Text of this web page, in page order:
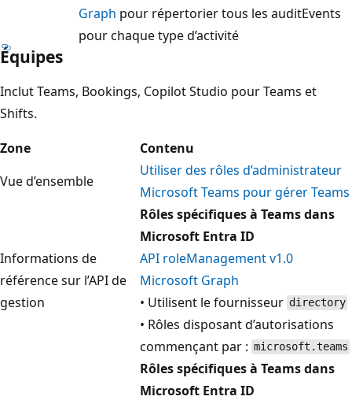
Graph pour répertorier tous les auditEvents
pour chaque type d’activité
Équipes
Inclut Teams, Bookings, Copilot Studio pour Teams et
Shifts.
Zone
Contenu
Vue d’ensemble
Utiliser des rôles d’administrateur
Microsoft Teams pour gérer Teams
Informations de
référence sur l’API de
gestion
Rôles spécifiques à Teams dans
Microsoft Entra ID
API roleManagement v1.0
Microsoft Graph
• Utilisent le fournisseur directory
• Rôles disposant d’autorisations
commençant par : microsoft.teams
Rôles spécifiques à Teams dans
Microsoft Entra ID